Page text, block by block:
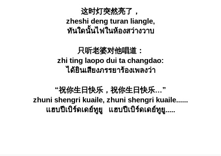
这时灯突然亮了，
zheshi deng turan liangle,
ทันใดนั้นไฟในห้องสว่างวาบ
只听老婆对他唱道：
zhi ting laopo dui ta changdao:
ได้ยินเสียงภรรยาร้องเพลงว่า
“祝你生日快乐，祝你生日快乐…”
zhuni shengri kuaile, zhuni shengri kuaile......
ฮบปีเบิร์ดเดย์ทูยู แฮบปีเบิร์ดเดย์ทูยู.....